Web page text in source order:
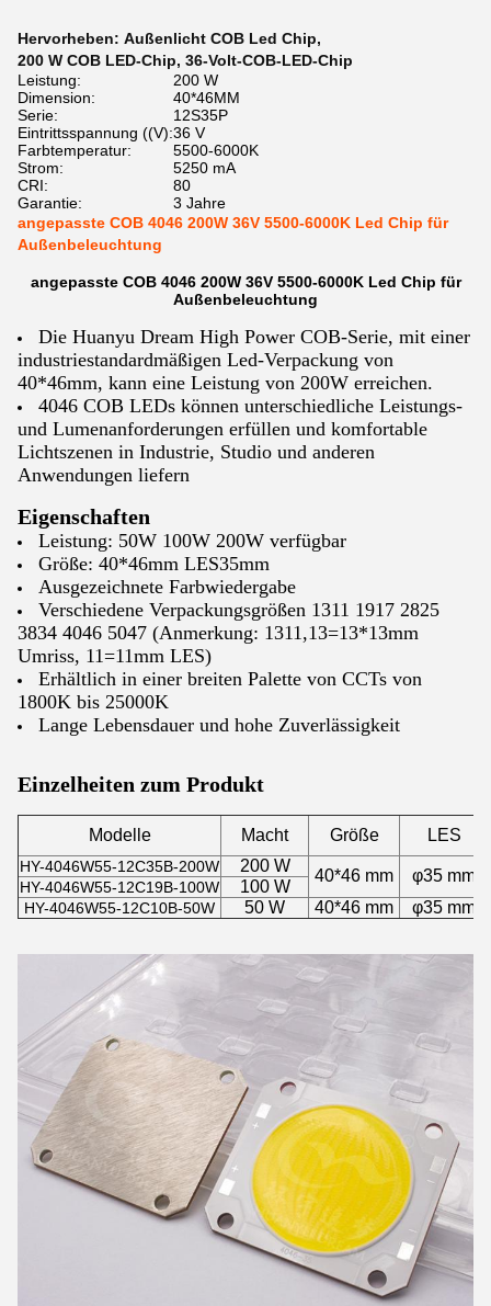
Hervorheben: Außenlicht COB Led Chip,
200 W COB LED-Chip, 36-Volt-COB-LED-Chip
Leistung:
200 W
Dimension:
40*46MM
Serie:
12S35P
Eintrittsspannung ((V):36 V
Farbtemperatur:
5500-6000K
Strom:
5250 mA
CRI:
80
Garantie:
3 Jahre
angepasste COB 4046 200W 36V 5500-6000K Led Chip für
Außenbeleuchtung
angepasste COB 4046 200W 36V 5500-6000K Led Chip für
Außenbeleuchtung
Die Huanyu Dream High Power COB-Serie, mit einer
industriestandardmäßigen Led-Verpackung von
40*46mm, kann eine Leistung von 200W erreichen.
4046 COB LEDs können unterschiedliche Leistungs-
und Lumenanforderungen erfüllen und komfortable
Lichtszenen in Industrie, Studio und anderen
Anwendungen liefern
Eigenschaften
Leistung: 50W 100W 200W verfügbar
Größe: 40*46mm LES35mm
Ausgezeichnete Farbwiedergabe
Verschiedene Verpackungsgrößen 1311 1917 2825
3834 4046 5047 (Anmerkung: 1311,13=13*13mm
Umriss, 11=11mm LES)
Erhältlich in einer breiten Palette von CCTs von
1800K bis 25000K
Lange Lebensdauer und hohe Zuverlässigkeit
Einzelheiten zum Produkt
Modelle Macht Größe LES
HY-4046W55-12C35B-200W 200 W
40*46 mm φ35 mm
HY-4046W55-12C19B-100W 100 W
HY-4046W55-12C10B-50W 50 W 40*46 mm φ35 mm